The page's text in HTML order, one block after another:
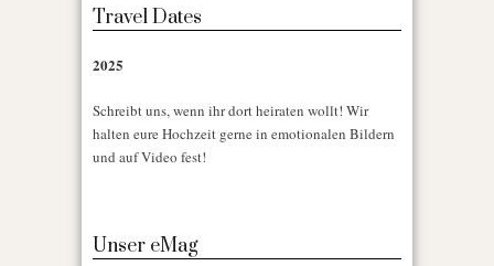
Travel Dates
2025
Schreibt uns, wenn ihr dort heiraten wollt! Wir
halten eure Hochzeit gerne in emotionalen Bildern
und auf Video fest!
Unser eMag